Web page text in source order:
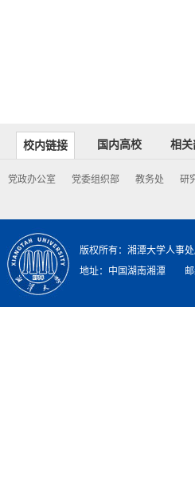
校内链接 国内高校 相关
党政办公室 党委组织部 教务处 研
版权所有：湘潭大学人事
地址：中国湖南湘潭